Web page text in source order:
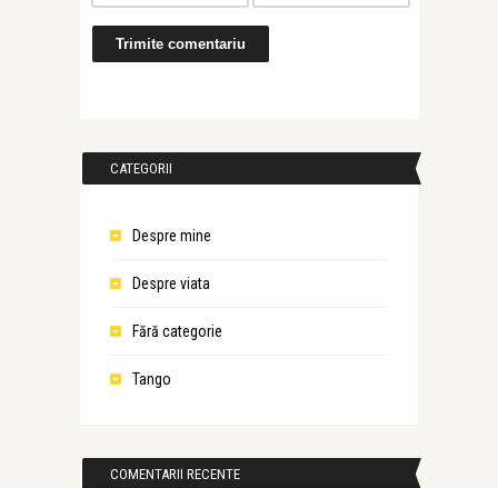
CATEGORII
Despre mine
Despre viata
Fără categorie
Tango
COMENTARII RECENTE